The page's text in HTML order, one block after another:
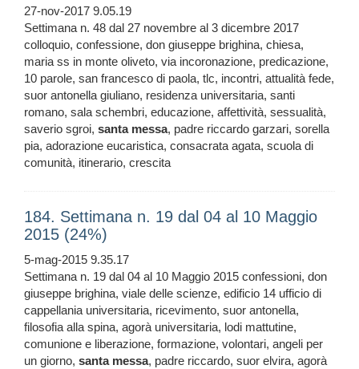
27-nov-2017 9.05.19
Settimana n. 48 dal 27 novembre al 3 dicembre 2017
colloquio, confessione, don giuseppe brighina, chiesa,
maria ss in monte oliveto, via incoronazione, predicazione,
10 parole, san francesco di paola, tlc, incontri, attualità fede,
suor antonella giuliano, residenza universitaria, santi
romano, sala schembri, educazione, affettività, sessualità,
saverio sgroi, santa messa, padre riccardo garzari, sorella
pia, adorazione eucaristica, consacrata agata, scuola di
comunità, itinerario, crescita
184. Settimana n. 19 dal 04 al 10 Maggio
2015 (24%)
5-mag-2015 9.35.17
Settimana n. 19 dal 04 al 10 Maggio 2015 confessioni, don
giuseppe brighina, viale delle scienze, edificio 14 ufficio di
cappellania universitaria, ricevimento, suor antonella,
filosofia alla spina, agorà universitaria, lodi mattutine,
comunione e liberazione, formazione, volontari, angeli per
un giorno, santa messa, padre riccardo, suor elvira, agorà